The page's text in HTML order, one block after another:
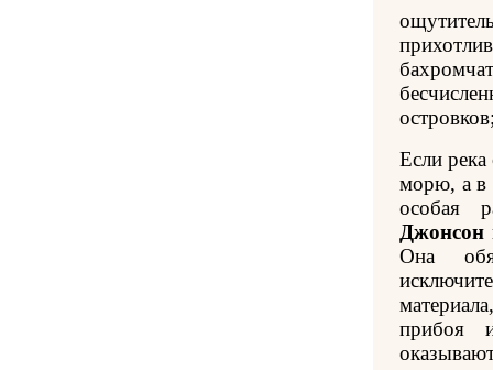
Если река
морю, а в
особая
Джонсон
Она
прибоя